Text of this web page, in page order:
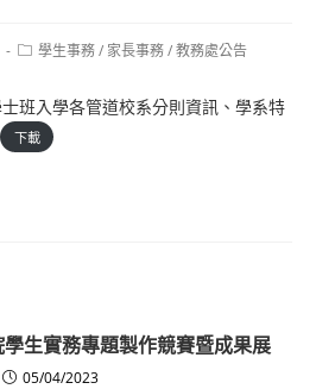
Post學生事務/ 家長事務/教務處公告
班入學各管道校系分則資訊、學系特
下載
生實務專題製作競賽暨成果展
05/04/2023